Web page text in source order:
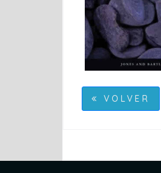
VOLVER